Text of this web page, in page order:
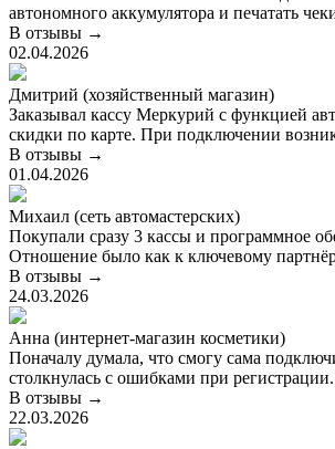
автономного аккумулятора и печатать
В отзывы →
02.04.2026
Дмитрий (хозяйственный магазин)
Заказывал кассу Меркурий с функцией
скидки по карте. При подключении
В отзывы →
01.04.2026
Михаил (сеть автомастерских)
Покупали сразу 3 кассы и программное
Отношение было как к ключевому
В отзывы →
24.03.2026
Анна (интернет-магазин косметики)
Поначалу думала, что смогу сама
столкнулась с ошибками при регистрации.
В отзывы →
22.03.2026